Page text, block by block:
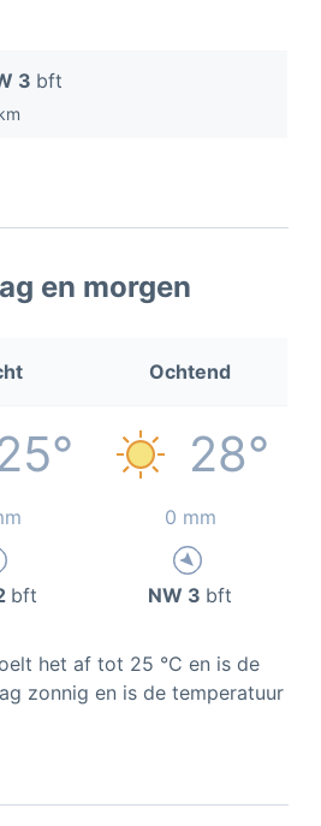
3 bft
en morgen
Ochtend
28°
0 mm
bft NW 3 bft
het af tot 25 °C en is de
zonnig en is de temperatuur